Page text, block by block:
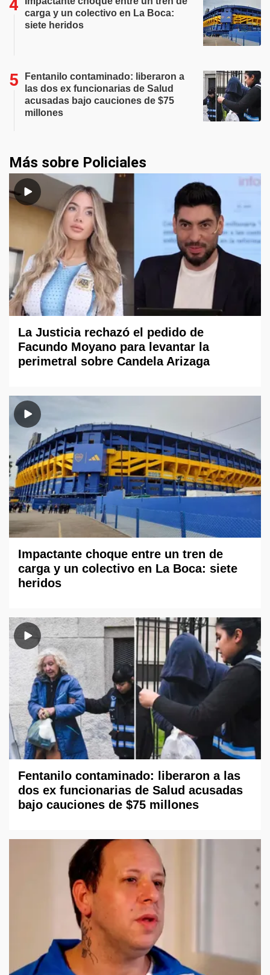
carga y un colectivo en La Boca:
siete heridos
Fentanilo contaminado: liberaron a
las dos ex funcionarias de Salud
acusadas bajo cauciones de $75
millones
Más sobre Policiales
La Justicia rechazó el pedido de
Facundo Moyano para levantar la
perimetral sobre Candela Arizaga
Impactante choque entre un tren de
carga y un colectivo en La Boca: siete
heridos
Fentanilo contaminado: liberaron a las
dos ex funcionarias de Salud acusadas
bajo cauciones de $75 millones